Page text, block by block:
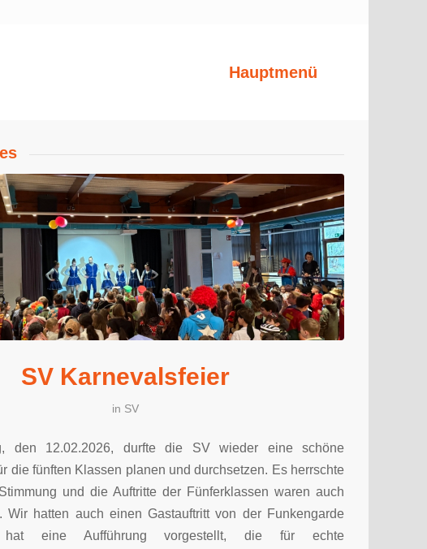
Hauptmenü
SV Karnevalsfeier
in SV
den 12.02.2026, durfte die SV wieder eine schöne
die fünften Klassen planen und durchsetzen. Es herrschte
und die Auftritte der Fünferklassen waren auch
Wir hatten auch einen Gastauftritt von der Funkengarde
eine Aufführung vorgestellt, die für echte